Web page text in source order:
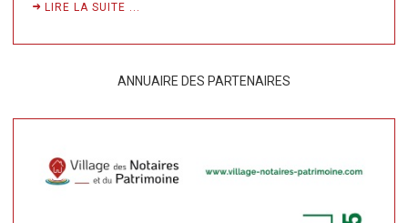
LIRE LA SUITE ...
ANNUAIRE DES PARTENAIRES